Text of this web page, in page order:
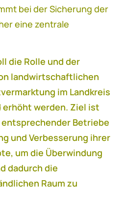
bei der Sicherung der
eine zentrale
die Rolle und der
landwirtschaftlichen
im Landkreis
erhöht werden. Ziel ist
Betriebe
und Verbesserung ihrer
um die Überwindung
dadurch die
Raum zu